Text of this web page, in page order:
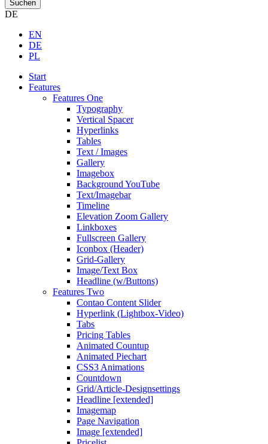
Suchen
DE
EN
DE
PL
Start
Features
Features One
Typography
Vertical Spacer
Hyperlinks
Tables
Text / Images
Gallery
Imagebox
Background YouTube
Text/Imagebar
Timeline
Elevation Zoom Gallery
Linkboxes
Fullscreen Gallery
Iconbox (Header)
Grid-Gallery
Image/Text Box
Headline (w/Buttons)
Features Two
Contao Content Slider
Hyperlink (Lightbox-Video)
Tabs
Pricing Tables
Animated Countup
Animated Piechart
CSS3 Animations
Countdown
Grid/Article-Designsettings
Headline [extended]
Imagemap
Page Navigation
Image [extended]